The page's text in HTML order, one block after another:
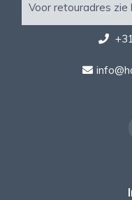
Voor retouradres zie